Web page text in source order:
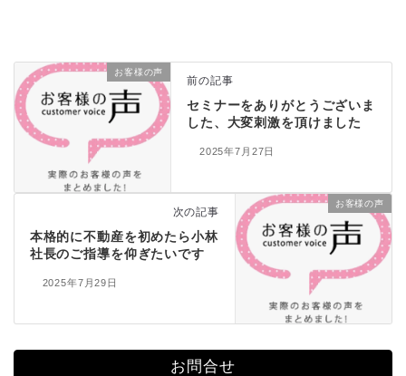
お客様の声
前の記事
セミナーをありがとうございま
した、大変刺激を頂けました
2025年7月27日
お客様の声
次の記事
本格的に不動産を初めたら小林
社長のご指導を仰ぎたいです
2025年7月29日
お問合せ